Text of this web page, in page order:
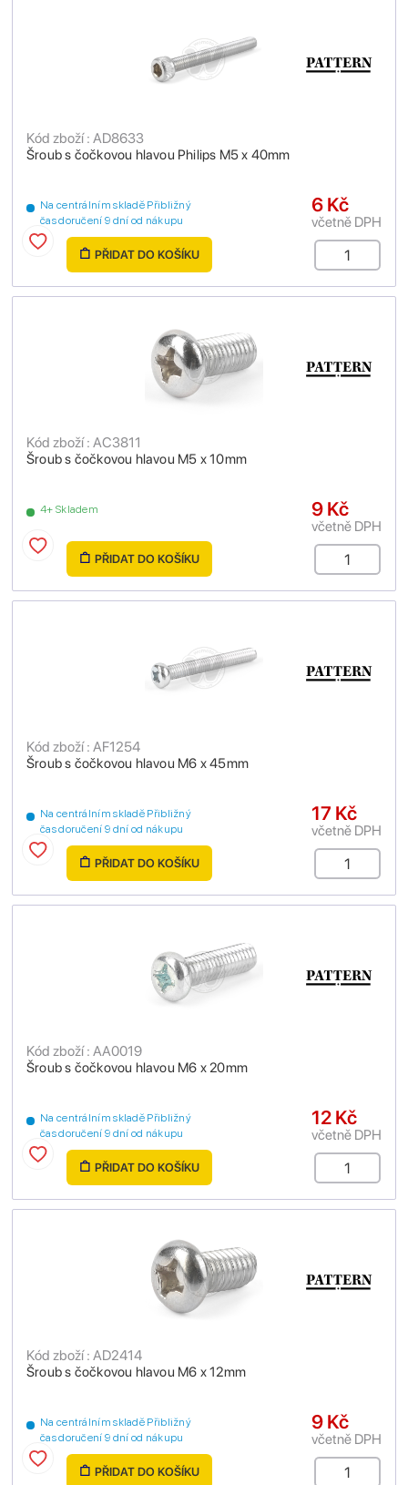
Šroub s čočkovou hlavou Philips M5 x 40mm
Kód zboží : AD8633
Na centrálním skladě Přibližný
čas doručení 9 dní od nákupu
6 Kč
včetně DPH
PŘIDAT DO KOŠÍKU
Šroub s čočkovou hlavou M5 x 10mm
Kód zboží : AC3811
4+ Skladem 9 Kč
včetně DPH
PŘIDAT DO KOŠÍKU
Šroub s čočkovou hlavou M6 x 45mm
Kód zboží : AF1254
Na centrálním skladě Přibližný
čas doručení 9 dní od nákupu
17 Kč
včetně DPH
PŘIDAT DO KOŠÍKU
Šroub s čočkovou hlavou M6 x 20mm
Kód zboží : AA0019
Na centrálním skladě Přibližný
čas doručení 9 dní od nákupu
12 Kč
včetně DPH
PŘIDAT DO KOŠÍKU
Šroub s čočkovou hlavou M6 x 12mm
Kód zboží : AD2414
Na centrálním skladě Přibližný
čas doručení 9 dní od nákupu
9 Kč
včetně DPH
PŘIDAT DO KOŠÍKU